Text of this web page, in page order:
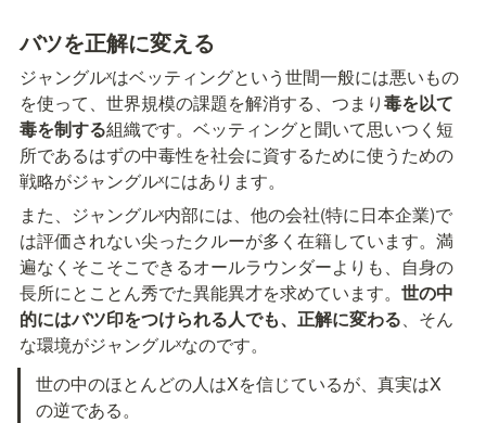
バツを正解に変える
ジャングルˣはベッティングという世間一般には悪いもの
を使って、世界規模の課題を解消する、つまり毒を以て
毒を制する組織です。ベッティングと聞いて思いつく短
所であるはずの中毒性を社会に資するために使うための
戦略がジャングルˣにはあります。
また、ジャングルˣ内部には、他の会社(特に日本企業)で
は評価されない尖ったクルーが多く在籍しています。満
遍なくそこそこできるオールラウンダーよりも、自身の
長所にとことん秀でた異能異才を求めています。 世の中
的にはバツ印をつけられる人でも、正解に変わる、そん
な環境がジャングルˣなのです。
世の中のほとんどの人はXを信じているが、真実はX
の逆である。